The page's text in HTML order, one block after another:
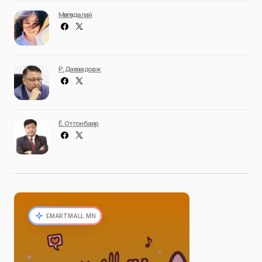
Мөнгөндалай
Р. Даваадорж
Ё. Отгонбаяр
EMARTMALL.MN